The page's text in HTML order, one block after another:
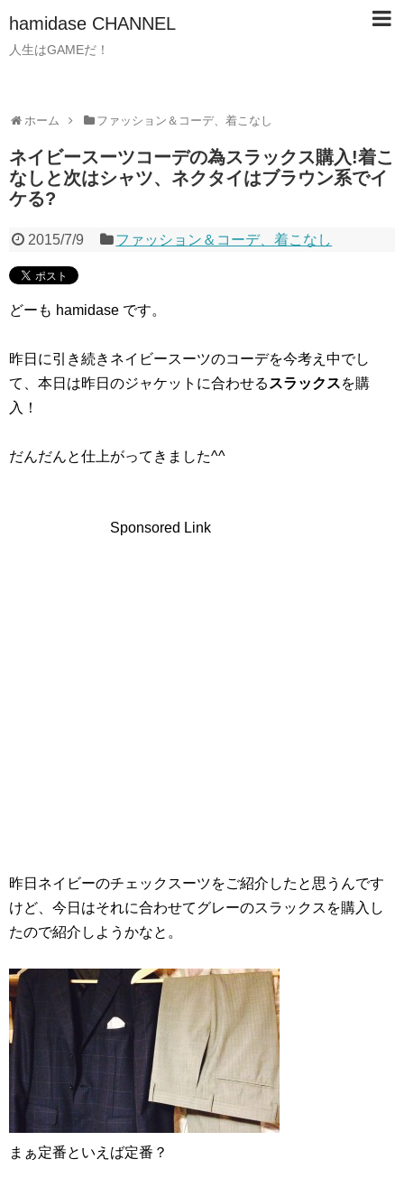
hamidase CHANNEL
人生はGAMEだ！
ホーム ファッション＆コーデ、着こなし
ネイビースーツコーデの為スラックス購入!着こ
なしと次はシャツ、ネクタイはブラウン系でイ
ケる?
2015/7/9 ファッション＆コーデ、着こなし
どーも hamidase です。
昨日に引き続きネイビースーツのコーデを今考え中でし
て、本日は昨日のジャケットに合わせる スラックスを購
入！
だんだんと仕上がってきました^^
Sponsored Link
昨日ネイビーのチェックスーツをご紹介したと思うんです
けど、今日はそれに合わせてグレーのスラックスを購入し
たので紹介しようかなと。
まぁ定番といえば定番？